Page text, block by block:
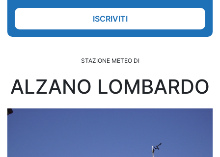
ISCRIVITI
STAZIONE METEO DI
ALZANO LOMBARDO